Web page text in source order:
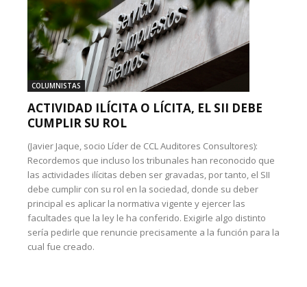
COLUMNISTAS
ACTIVIDAD ILÍCITA O LÍCITA, EL SII DEBE
CUMPLIR SU ROL
(Javier Jaque, socio Líder de CCL Auditores Consultores):
Recordemos que incluso los tribunales han reconocido que
las actividades ilícitas deben ser gravadas, por tanto, el SII
debe cumplir con su rol en la sociedad, donde su deber
principal es aplicar la normativa vigente y ejercer las
facultades que la ley le ha conferido. Exigirle algo distinto
sería pedirle que renuncie precisamente a la función para la
cual fue creado.